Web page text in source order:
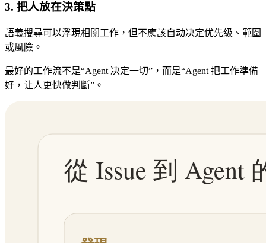
3. 把人放在決策點
語義搜尋可以浮現相關工作，但不應該自动决定优先级、範圍
或風險。
最好的工作流不是“Agent 决定一切”，而是“Agent 把工作準備
好，让人更快做判斷”。